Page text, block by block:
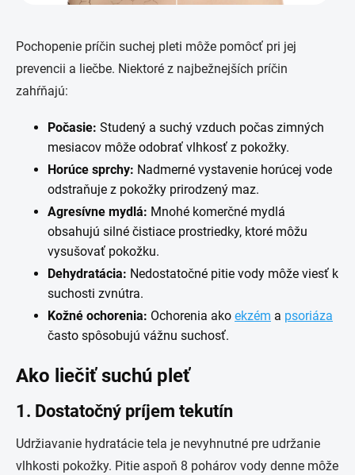
Pochopenie príčin suchej pleti môže pomôcť pri jej
prevencii a liečbe. Niektoré z najbežnejších príčin
zahŕňajú:
Počasie: Studený a suchý vzduch počas zimných
mesiacov môže odobrať vlhkosť z pokožky.
Horúce sprchy: Nadmerné vystavenie horúcej vode
odstraňuje z pokožky prirodzený maz.
Agresívne mydlá: Mnohé komerčné mydlá
obsahujú silné čistiace prostriedky, ktoré môžu
vysušovať pokožku.
Dehydratácia: Nedostatočné pitie vody môže viesť k
suchosti zvnútra.
Kožné ochorenia: Ochorenia ako ekzém a psoriáza
často spôsobujú vážnu suchosť.
Ako liečiť suchú pleť
1. Dostatočný príjem tekutín
Udržiavanie hydratácie tela je nevyhnutné pre udržanie
vlhkosti pokožky. Pitie aspoň 8 pohárov vody denne môže